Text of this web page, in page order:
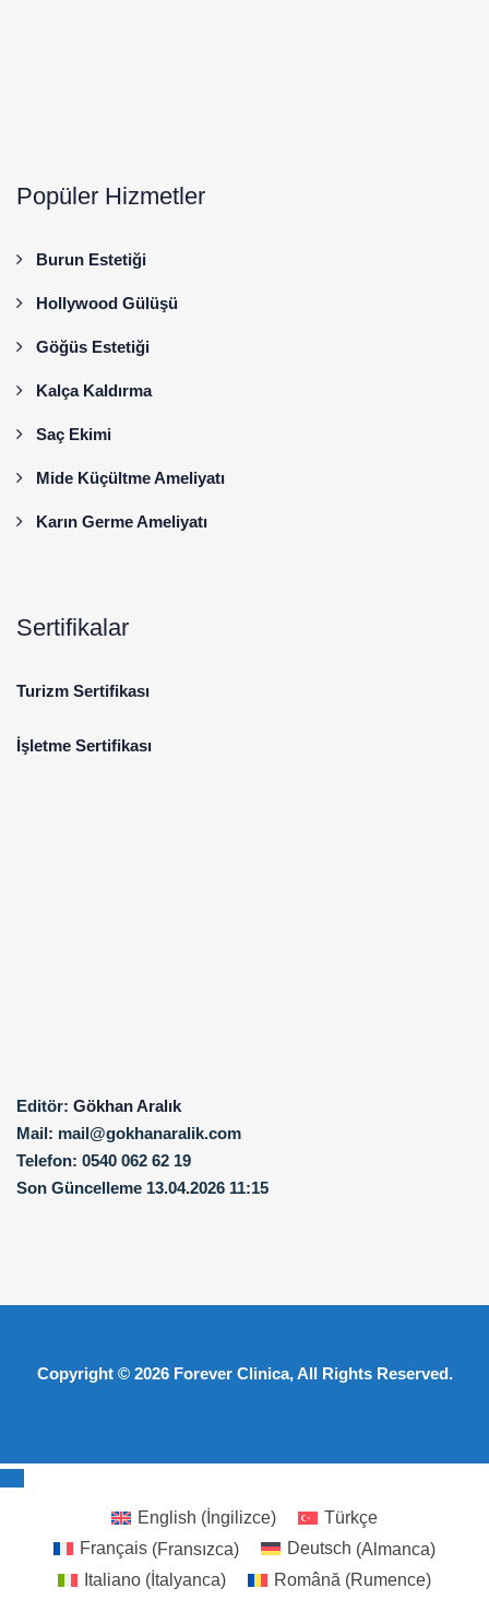
Popüler Hizmetler
Burun Estetiği
Hollywood Gülüşü
Göğüs Estetiği
Kalça Kaldırma
Saç Ekimi
Mide Küçültme Ameliyatı
Karın Germe Ameliyatı
Sertifikalar
Turizm Sertifikası
İşletme Sertifikası
Editör: Gökhan Aralık
Mail: mail@gokhanaralik.com
Telefon: 0540 062 62 19
Son Güncelleme 13.04.2026 11:15
Copyright © 2026 Forever Clinica, All Rights Reserved.
English ( İngilizce)
Türkçe
Français (Fransızca) Deutsch (Almanca)
Italiano ( İtalyanca) Română (Rumence)